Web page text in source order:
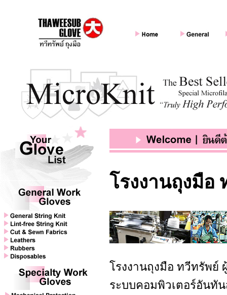
โรงงานถุงมือ
โรงงานถุงมือ ทวีทรัพย์
ระบบคอมพิวเตอร์อันทั